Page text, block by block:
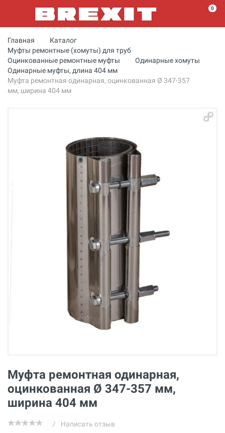
0
Главная
Каталог
Муфты ремонтные (хомуты) для труб
Оцинкованные ремонтные муфты
Одинарные хомуты
Одинарные муфты, длина 404 мм
Муфта ремонтная одинарная, оцинкованная Ø 347-357
мм, ширина 404 мм
Муфта ремонтная одинарная,
оцинкованная Ø 347-357 мм,
ширина 404 мм
/ Написать отзыв